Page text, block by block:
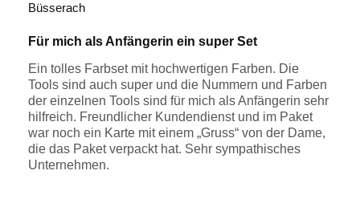
Büsserach
Für mich als Anfängerin ein super Set
Ein tolles Farbset mit hochwertigen Farben. Die
Tools sind auch super und die Nummern und Farben
der einzelnen Tools sind für mich als Anfängerin sehr
hilfreich. Freundlicher Kundendienst und im Paket
war noch ein Karte mit einem „Gruss“ von der Dame,
die das Paket verpackt hat. Sehr sympathisches
Unternehmen.